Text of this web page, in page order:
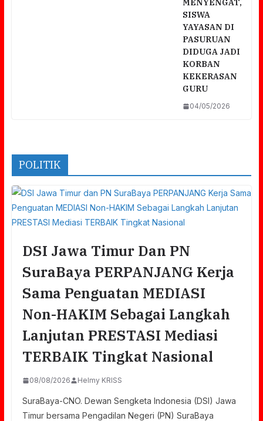
MENYENGAT,
SISWA
YAYASAN DI
PASURUAN
DIDUGA JADI
KORBAN
KEKERASAN
GURU
04/05/2026
POLITIK
DSI Jawa Timur Dan PN
SuraBaya PERPANJANG Kerja
Sama Penguatan MEDIASI
Non-HAKIM Sebagai Langkah
Lanjutan PRESTASI Mediasi
TERBAIK Tingkat Nasional
08/08/2026 Helmy KRISS
SuraBaya-CNO. Dewan Sengketa Indonesia (DSI) Jawa
Timur bersama Pengadilan Negeri (PN) SuraBaya